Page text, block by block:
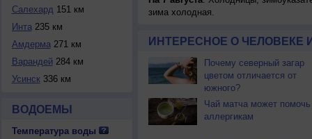
Салехард 151 км
Инта235 км
Амдерма271 км
Варандей 284 км
Усинск336 км
ВОДОЕМЫ
Температура воды
зима холодная.
ИНТЕРЕСНОЕ О ЧЕЛОВЕКЕ
Почему северный загар
цветом отличается от
южного?
Чай матча может помочь
аллергикам